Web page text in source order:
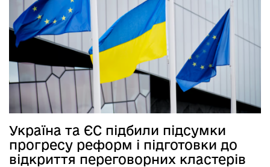
Україна та ЄС підбили підсумки
прогресу реформ і підготовки до
відкриття переговорних кластерів